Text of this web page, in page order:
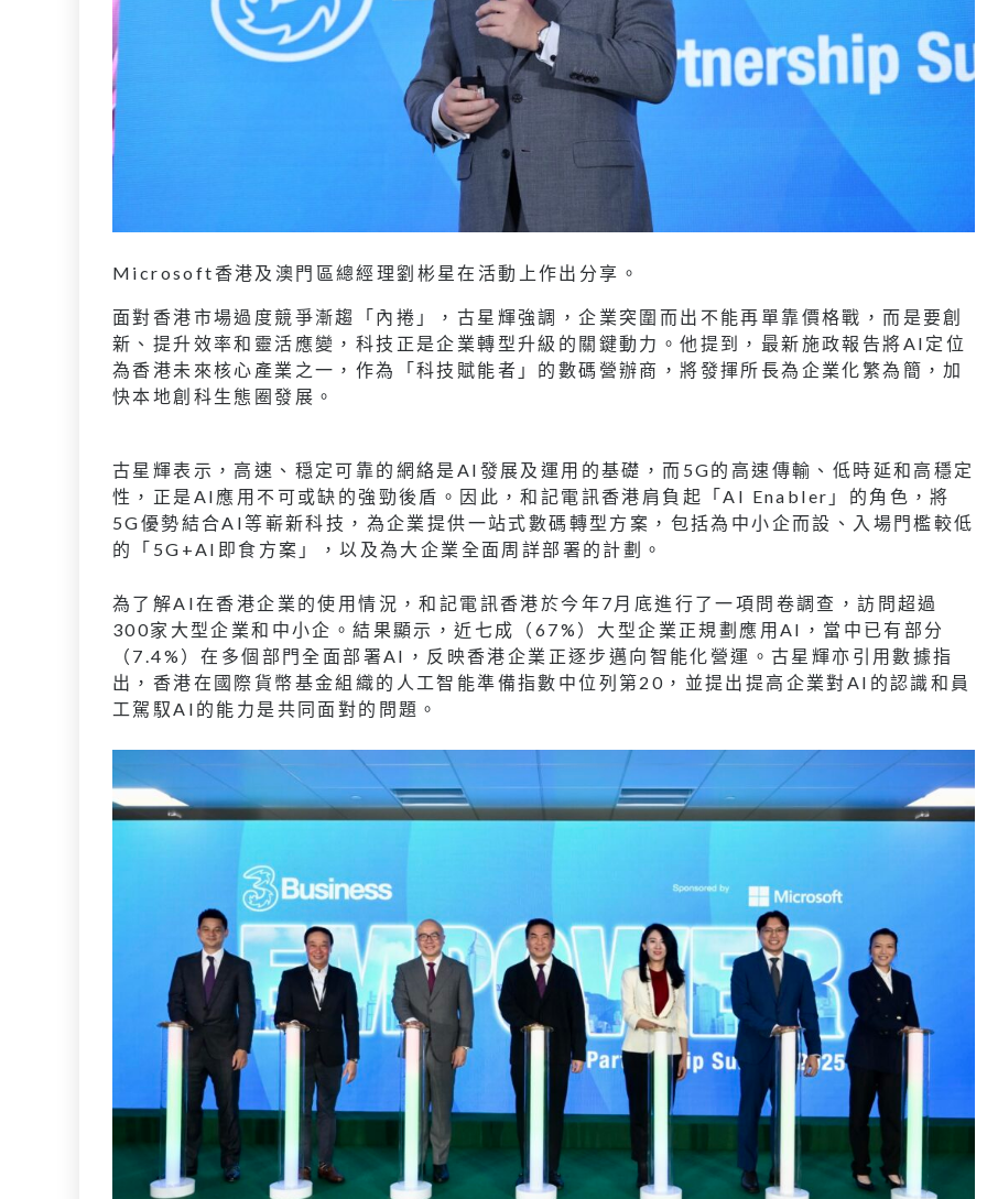
Microsoft香港及澳門區總經理劉彬星在活動上作出分享。
面對香港市場過度競爭漸趨「內捲」，古星輝強調，企業突圍而出不能再單靠價格戰，而是要創
新、提升效率和靈活應變，科技正是企業轉型升級的關鍵動力。他提到，最新施政報告將AI定位
為香港未來核心產業之一，作為「科技賦能者」的數碼營辦商，將發揮所長為企業化繁為簡，加
快本地創科生態圈發展。
古星輝表示，高速、穏定可靠的網絡是AI發展及運用的基礎，而5G的高速傳輸、低時延和高穩定
性，正是AI應用不可或缺的強勁後盾。因此，和記電訊香港肩負起「AI Enabler」的角色，將
5G優勢結合AI等嶄新科技，為企業提供一站式數碼轉型方案，包括為中小企而設、入場門檻較低
的「5G+AI即食方案」，以及為大企業全面周詳部署的計劃。
為了解AI在香港企業的使用情況，和記電訊香港於今年7月底進行了一項問卷調查，訪問超過
300家大型企業和中小企。結果顯示，近七成（67%）大型企業正規劃應用AI，當中已有部分
（7.4%）在多個部門全面部署AI，反映香港企業正逐步邁向智能化營運。古星輝亦引用數據指
出，香港在國際貨幣基金組織的人工智能準備指數中位列第20，並提出提高企業對AI的認識和員
工駕馭AI的能力是共同面對的問題。